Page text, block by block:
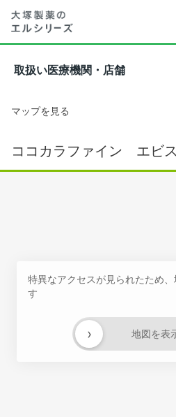
取扱い医療機関・店舗
マップを見る
ココカラファイン エビ
特異なアクセスが見られたため
す
地図を表
›